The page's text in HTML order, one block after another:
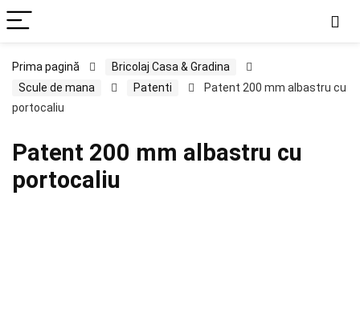
Prima pagină
Bricolaj Casa & Gradina
Scule de mana
Patenti
Patent 200 mm albastru cu
portocaliu
Patent 200 mm albastru cu
portocaliu